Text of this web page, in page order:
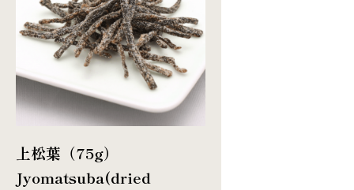
上松葉（75g）
Jyomatsuba(dried